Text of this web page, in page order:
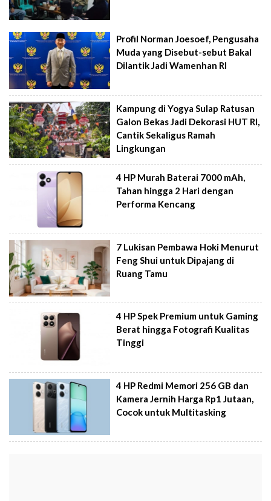
Profil Norman Joesoef, Pengusaha
Muda yang Disebut-sebut Bakal
Dilantik Jadi Wamenhan RI
Kampung di Yogya Sulap Ratusan
Galon Bekas Jadi Dekorasi HUT RI,
Cantik Sekaligus Ramah
Lingkungan
4 HP Murah Baterai 7000 mAh,
Tahan hingga 2 Hari dengan
Performa Kencang
7 Lukisan Pembawa Hoki Menurut
Feng Shui untuk Dipajang di
Ruang Tamu
4 HP Spek Premium untuk Gaming
Berat hingga Fotografi Kualitas
Tinggi
4 HP Redmi Memori 256 GB dan
Kamera Jernih Harga Rp1 Jutaan,
Cocok untuk Multitasking